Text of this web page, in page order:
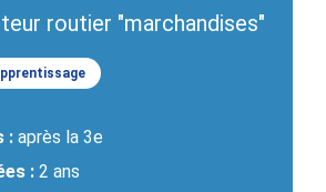
routier "marchandises"
: après la 3e
: 2 ans